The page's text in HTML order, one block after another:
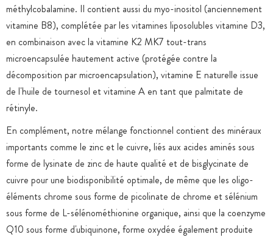
méthylcobalamine. Il contient aussi du myo-inositol (anciennement
vitamine B8), complétée par les vitamines liposolubles vitamine D3,
en combinaison avec la vitamine K2 MK7 tout-trans
microencapsulée hautement active (protégée contre la
décomposition par microencapsulation), vitamine E naturelle issue
de l'huile de tournesol et vitamine A en tant que palmitate de
rétinyle.
En complément, notre mélange fonctionnel contient des minéraux
importants comme le zinc et le cuivre, liés aux acides aminés sous
forme de lysinate de zinc de haute qualité et de bisglycinate de
cuivre pour une biodisponibilité optimale, de même que les oligo-
éléments chrome sous forme de picolinate de chrome et sélénium
sous forme de L-sélénométhionine organique, ainsi que la coenzyme
Q10 sous forme d'ubiquinone, forme oxydée également produite